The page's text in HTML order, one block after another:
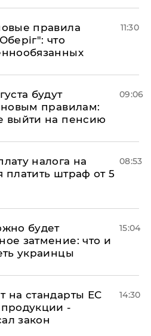
правила
что
11:30
будут
новым правилам:
выйти на пенсию
09:06
налога на
платить штраф от 5
08:53
будет
затмение: что и
украинцы
15:04
на стандарты ЕС
-
закон
14:30